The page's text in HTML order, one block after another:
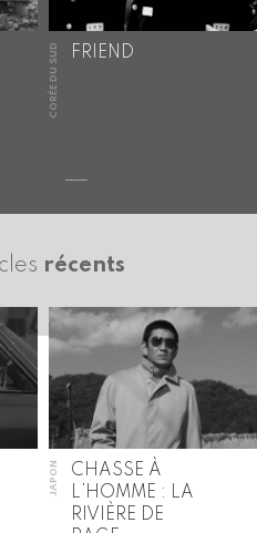
CORÉE DU SUD FRIEND
récents
JAPON
CHASSE À
L’HOMME : LA
RIVIÈRE DE